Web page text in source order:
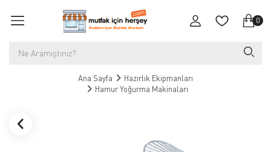
0
Ana Sayfa
Hazırlık Ekipmanları
Hamur Yoğurma Makinaları